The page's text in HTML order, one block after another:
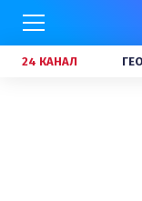
24 КАНАЛ